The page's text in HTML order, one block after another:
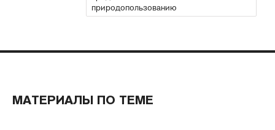
природопользованию
МАТЕРИАЛЫ ПО ТЕМЕ